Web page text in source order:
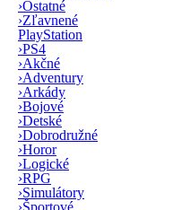
›Ostatné
›Zľavnené
PlayStation
›PS4
›Akčné
›Adventury
›Arkády
›Bojové
›Detské
›Dobrodružné
›Horor
›Logické
›RPG
›Simulátory
›Športové